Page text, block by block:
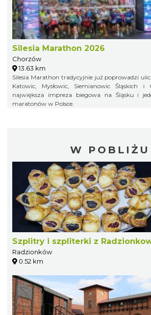
Silesia Marathon 2026
Chorzów
13.63 km
Silesia Marathon tradycyjnie już poprowadzi
Katowic, Mysłowic, Siemianowic Śląskich i
największa impreza biegowa na Śląsku i
maratonów w Polsce.
W POBLIŻU
Szplitry i szpliterki z
Radzionków
0.52 km